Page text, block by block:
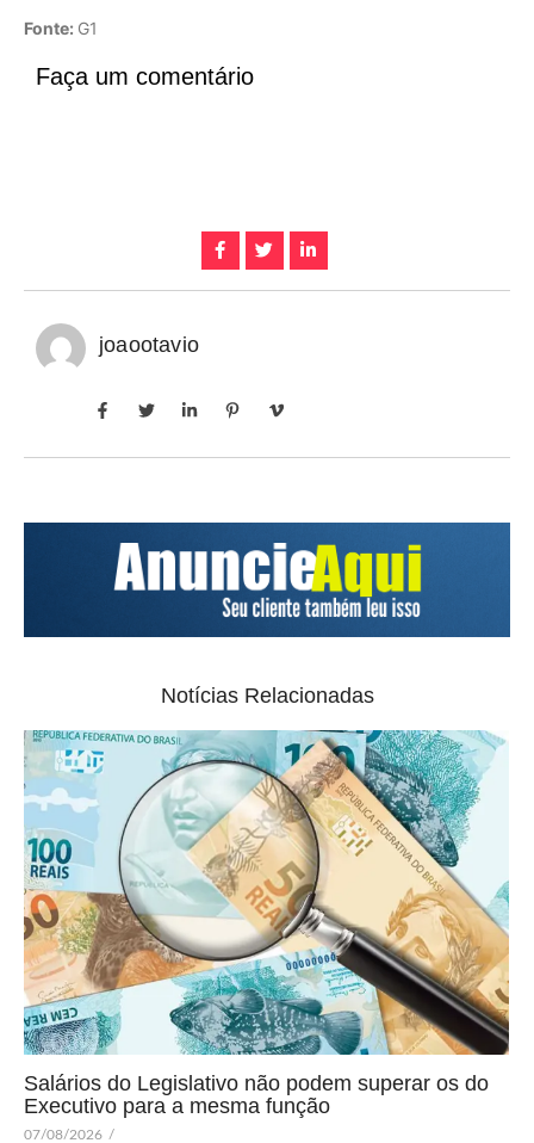
Fonte: G1
Faça um comentário
joaootavio
Notícias Relacionadas
Salários do Legislativo não podem superar os do
Executivo para a mesma função
07/08/2026 /